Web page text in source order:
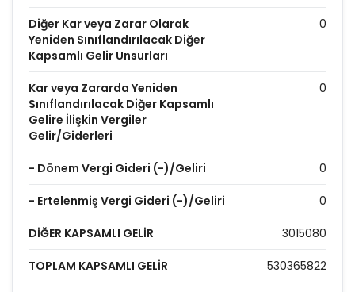
Diğer Kar veya Zarar Olarak
Yeniden Sınıflandırılacak Diğer
Kapsamlı Gelir Unsurları
0
Kar veya Zararda Yeniden
Sınıflandırılacak Diğer Kapsamlı
Gelire İlişkin Vergiler
Gelir/Giderleri
0
- Dönem Vergi Gideri (-)/Geliri 0
- Ertelenmiş Vergi Gideri (-)/Geliri 0
DİĞER KAPSAMLI GELİR 3015080
TOPLAM KAPSAMLI GELİR 530365822